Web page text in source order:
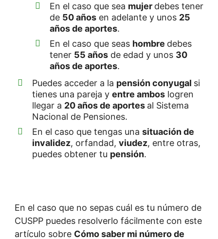
En el caso que sea mujer debes tener
de 50 años en adelante y unos 25
años de aportes.
En el caso que seas hombre debes
tener 55 años de edad y unos 30
años de aportes.
Puedes acceder a la pensión conyugal si
tienes una pareja y entre ambos logren
llegar a 20 años de aportes al Sistema
Nacional de Pensiones.
En el caso que tengas una situación de
invalidez, orfandad, viudez, entre otras,
puedes obtener tu pensión.
En el caso que no sepas cuál es tu número de
CUSPP puedes resolverlo fácilmente con este
artículo sobre Cómo saber mi número de